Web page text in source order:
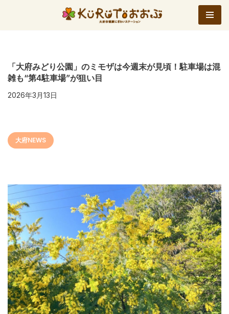
ン
ツ
へ
ッ
プ
「大府みどり公園」のミモザは今週末が見頃！駐車場は混
雑も“第4駐車場”が狙い目
2026年3月13日
大府NEWS